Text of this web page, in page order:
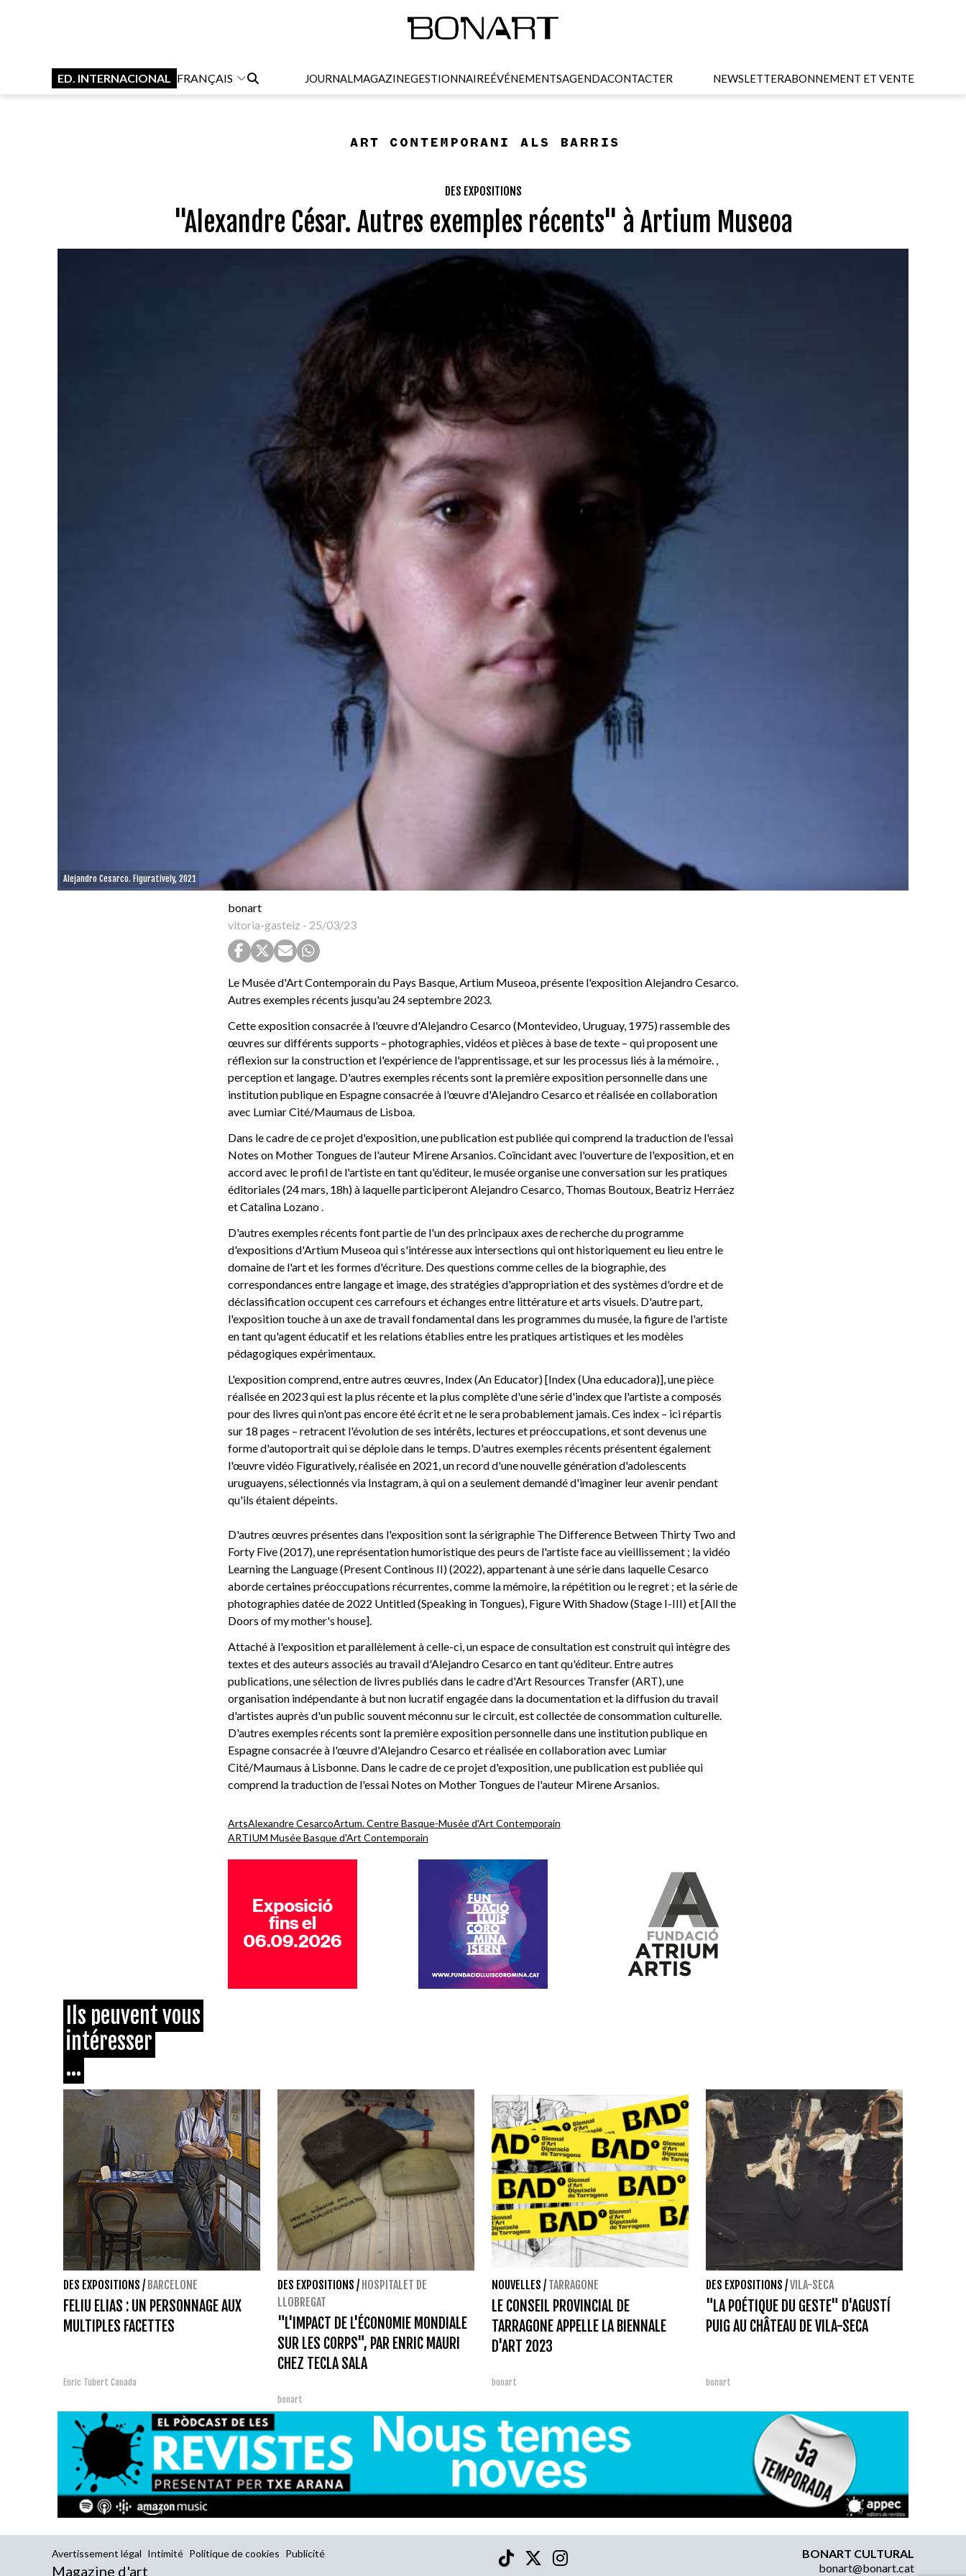
ED. INTERNACIONAL FRANÇAIS JOURNALMAGAZINEGESTIONNAIREÉVÉNEMENTSAGENDACONTACTER NEWSLETTERABONNEMENT ET VENTE
DES EXPOSITIONS
"Alexandre César. Autres exemples récents" à Artium Museoa
Alejandro Cesarco. Figuratively, 2021
bonart
vitoria-gasteiz - 25/03/23
Le Musée d'Art Contemporain du Pays Basque, Artium Museoa, présente l'exposition Alejandro Cesarco.
Autres exemples récents jusqu'au 24 septembre 2023.
Cette exposition consacrée à l'œuvre d'Alejandro Cesarco (Montevideo, Uruguay, 1975) rassemble des
œuvres sur différents supports – photographies, vidéos et pièces à base de texte – qui proposent une
réflexion sur la construction et l'expérience de l'apprentissage, et sur les processus liés à la mémoire. ,
perception et langage. D'autres exemples récents sont la première exposition personnelle dans une
institution publique en Espagne consacrée à l'œuvre d'Alejandro Cesarco et réalisée en collaboration
avec Lumiar Cité/Maumaus de Lisboa.
Dans le cadre de ce projet d'exposition, une publication est publiée qui comprend la traduction de l'essai
Notes on Mother Tongues de l'auteur Mirene Arsanios. Coïncidant avec l'ouverture de l'exposition, et en
accord avec le profil de l'artiste en tant qu'éditeur, le musée organise une conversation sur les pratiques
éditoriales (24 mars, 18h) à laquelle participeront Alejandro Cesarco, Thomas Boutoux, Beatriz Herráez
et Catalina Lozano .
D'autres exemples récents font partie de l'un des principaux axes de recherche du programme
d'expositions d'Artium Museoa qui s'intéresse aux intersections qui ont historiquement eu lieu entre le
domaine de l'art et les formes d'écriture. Des questions comme celles de la biographie, des
correspondances entre langage et image, des stratégies d'appropriation et des systèmes d'ordre et de
déclassification occupent ces carrefours et échanges entre littérature et arts visuels. D'autre part,
l'exposition touche à un axe de travail fondamental dans les programmes du musée, la figure de l'artiste
en tant qu'agent éducatif et les relations établies entre les pratiques artistiques et les modèles
pédagogiques expérimentaux.
L'exposition comprend, entre autres œuvres, Index (An Educator) [Index (Una educadora)], une pièce
réalisée en 2023 qui est la plus récente et la plus complète d'une série d'index que l'artiste a composés
pour des livres qui n'ont pas encore été écrit et ne le sera probablement jamais. Ces index – ici répartis
sur 18 pages – retracent l'évolution de ses intérêts, lectures et préoccupations, et sont devenus une
forme d'autoportrait qui se déploie dans le temps. D'autres exemples récents présentent également
l'œuvre vidéo Figuratively, réalisée en 2021, un record d'une nouvelle génération d'adolescents
uruguayens, sélectionnés via Instagram, à qui on a seulement demandé d'imaginer leur avenir pendant
qu'ils étaient dépeints.
D'autres œuvres présentes dans l'exposition sont la sérigraphie The Difference Between Thirty Two and
Forty Five (2017), une représentation humoristique des peurs de l'artiste face au vieillissement ; la vidéo
Learning the Language (Present Continous II) (2022), appartenant à une série dans laquelle Cesarco
aborde certaines préoccupations récurrentes, comme la mémoire, la répétition ou le regret ; et la série de
photographies datée de 2022 Untitled (Speaking in Tongues), Figure With Shadow (Stage I-III) et [All the
Doors of my mother's house].
Attaché à l'exposition et parallèlement à celle-ci, un espace de consultation est construit qui intègre des
textes et des auteurs associés au travail d'Alejandro Cesarco en tant qu'éditeur. Entre autres
publications, une sélection de livres publiés dans le cadre d'Art Resources Transfer (ART), une
organisation indépendante à but non lucratif engagée dans la documentation et la diffusion du travail
d'artistes auprès d'un public souvent méconnu sur le circuit, est collectée de consommation culturelle.
D'autres exemples récents sont la première exposition personnelle dans une institution publique en
Espagne consacrée à l'œuvre d'Alejandro Cesarco et réalisée en collaboration avec Lumiar
Cité/Maumaus à Lisbonne. Dans le cadre de ce projet d'exposition, une publication est publiée qui
comprend la traduction de l'essai Notes on Mother Tongues de l'auteur Mirene Arsanios.
ArtsAlexandre CesarcoArtum. Centre Basque-Musée d'Art Contemporain
ARTIUM Musée Basque d'Art Contemporain
Ils peuvent vous
intéresser
...
DES EXPOSITIONS / BARCELONE
FELIU ELIAS : UN PERSONNAGE AUX
MULTIPLES FACETTES
Enric Tubert Canada
DES EXPOSITIONS / HOSPITALET DE
LLOBREGAT
"L'IMPACT DE L'ÉCONOMIE MONDIALE
SUR LES CORPS", PAR ENRIC MAURI
CHEZ TECLA SALA
bonart
NOUVELLES / TARRAGONE
LE CONSEIL PROVINCIAL DE
TARRAGONE APPELLE LA BIENNALE
D'ART 2023
bonart
DES EXPOSITIONS /VILA-SECA
"LA POÉTIQUE DU GESTE" D'AGUSTÍ
PUIG AU CHÂTEAU DE VILA-SECA
bonart
Avertissement légal Intimité Politique de cookies Publicité
Magazine d'art
BONART CULTURAL
bonart@bonart.cat